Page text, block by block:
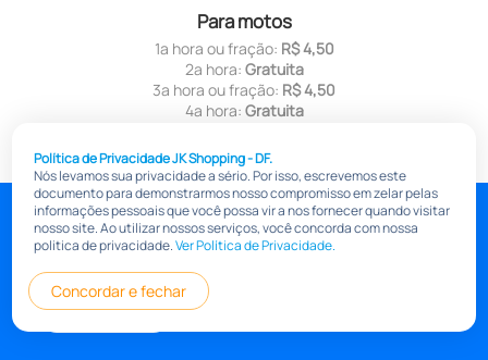
Política de Privacidade JK Shopping - DF.
Nós levamos sua privacidade a sério. Por isso, escrevemos este
documento para demonstrarmos nosso compromisso em zelar pelas
informações pessoais que você possa vir a nos fornecer quando visitar
nosso site. Ao utilizar nossos serviços, você concorda com nossa
politica de privacidade.Ver Política de Privacidade.
Concordar e fechar
Para motos
1ª hora ou fração: R$ 4,50
2ª hora: Gratuita
3ª hora ou fração: R$ 4,50
4ª hora: Gratuita
jkshoppingdf.com.br
Política de privacidade
Pólitica de Transparência Salarial
Portal do lojista